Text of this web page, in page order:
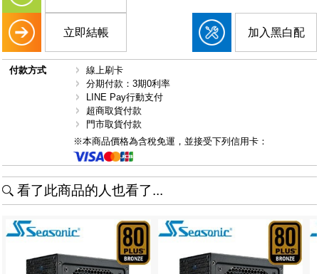
立即結帳 加入黑白配
付款方式
線上刷卡
分期付款：3期0利率
LINE Pay行動支付
超商取貨付款
門市取貨付款
※本商品價格為含稅免運，並接受下列信用卡：
看了此商品的人也看了...